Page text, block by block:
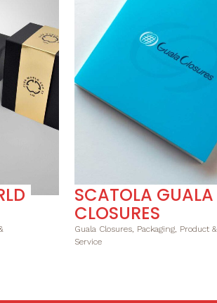
SCATOLA GUALA
CLOSURES
Guala Closures, Packaging, Product &
Service